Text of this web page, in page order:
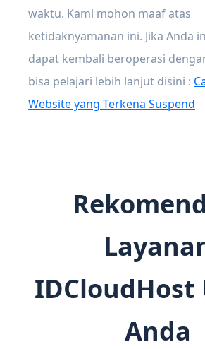
waktu. Kami mohon maaf atas
ketidaknyamanan ini. Jika Anda
dapat kembali beroperasi
bisa pelajari lebih lanjut disini :
Website yang Terkena Suspend
Anda